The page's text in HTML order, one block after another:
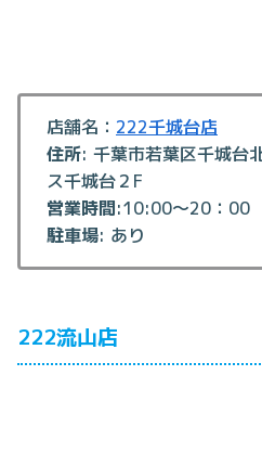
店舗名： 222千城台店
住所: 千葉市若葉区千城台
ス千城台２F
営業時間:10:00～20：00
駐車場: あり
222流山店